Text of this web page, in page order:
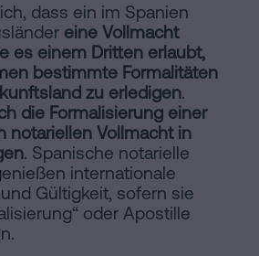
dass ein im Spanien
eine Vollmacht
es einem Dritten erlaubt,
bestimmte Formalitäten
zu erledigen.
die Formalisierung einer
notariellen Vollmacht in
. Spanische notarielle
internationale
Gültigkeit, sofern sie
oder Apostille